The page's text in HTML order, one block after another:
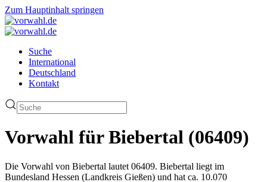
Zum Hauptinhalt springen
Suche
International
Deutschland
Kontakt
Vorwahl für Biebertal (06409)
Die Vorwahl von Biebertal lautet 06409. Biebertal liegt im
Bundesland Hessen (Landkreis Gießen) und hat ca. 10.070